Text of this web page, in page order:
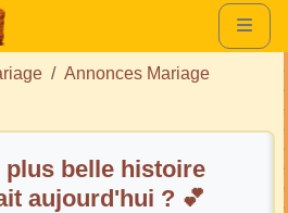
Annonces Mariage
plus belle histoire
aujourd'hui ? 💕